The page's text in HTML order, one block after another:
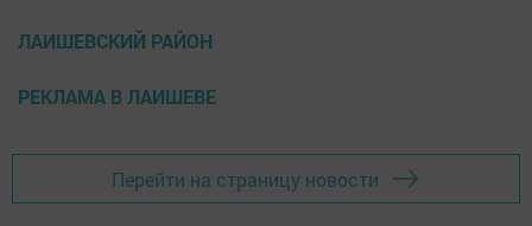
ЛАИШЕВСКИЙ РАЙОН
РЕКЛАМА В ЛАИШЕВЕ
Перейти на страницу новости